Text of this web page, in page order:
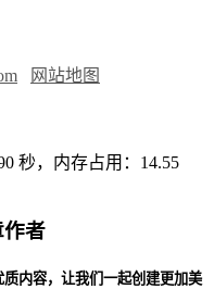
网站地图
秒，内存占用：14.55
者
内容，让我们一起创建更加美